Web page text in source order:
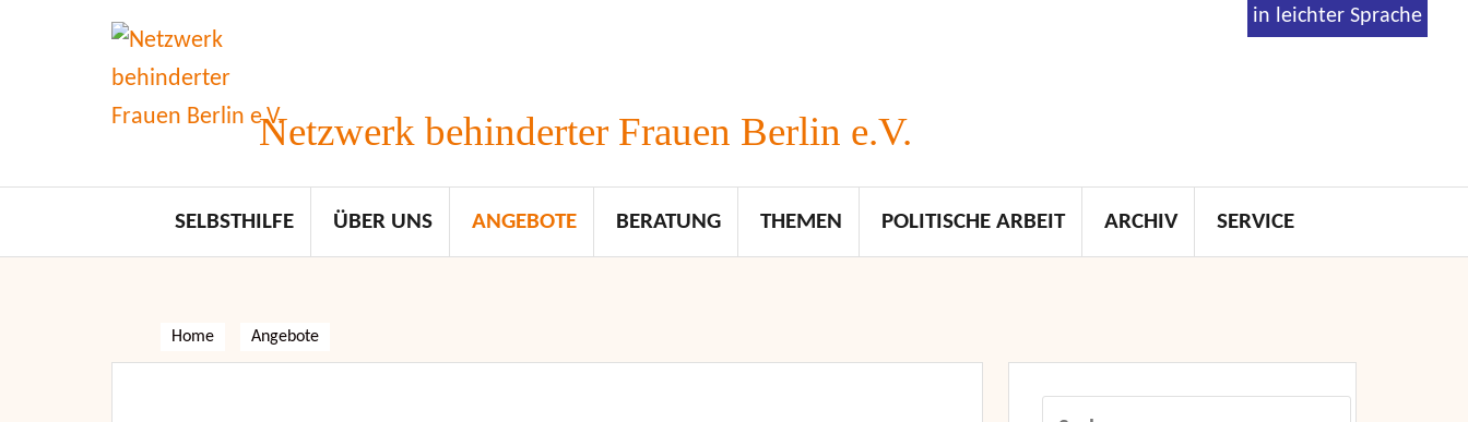
Netzwerk behinderter Frauen Berlin e.V.
SELBSTHILFE ÜBER UNS ANGEBOTE BERATUNG THEMEN POLITISCHE ARBEIT ARCHIV SERVICE
Home Angebote
in leichter Sprache
Suchen